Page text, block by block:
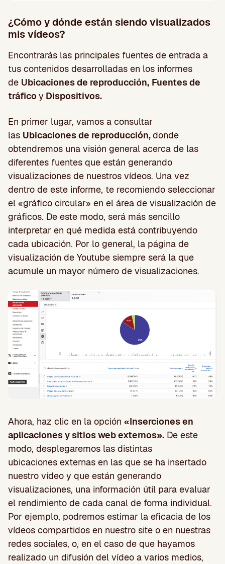
¿Cómo y dónde están siendo visualizados
mis vídeos?
Encontrarás las principales fuentes de entrada a
tus contenidos desarrolladas en los informes
de Ubicaciones de reproducción, Fuentes de
tráficoy Dispositivos.
En primer lugar, vamos a consultar
las Ubicaciones de reproducción,donde
obtendremos una visión general acerca de las
diferentes fuentes que están generando
visualizaciones de nuestros vídeos. Una vez
dentro de este informe, te recomiendo seleccionar
el «gráfico circular» en el área de visualización de
gráficos. De este modo, será más sencillo
interpretar en qué medida está contribuyendo
cada ubicación. Por lo general, la página de
visualización de Youtube siempre será la que
acumule un mayor número de visualizaciones.
Ahora, haz clic en la opción «Inserciones en
aplicaciones y sitios web externos». De este
modo, desplegaremos las distintas
ubicaciones externas en las que se ha insertado
nuestro vídeo y que están generando
visualizaciones, una información útil para evaluar
el rendimiento de cada canal de forma individual.
Por ejemplo, podremos estimar la eficacia de los
vídeos compartidos en nuestro site o en nuestras
redes sociales, o, en el caso de que hayamos
realizado un difusión del vídeo a varios medios,